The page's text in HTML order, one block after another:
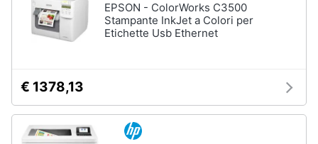
EPSON - ColorWorks C3500
Stampante InkJet a Colori per
Etichette Usb Ethernet
€ 1378,13